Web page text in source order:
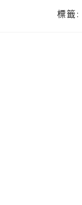
標籤: